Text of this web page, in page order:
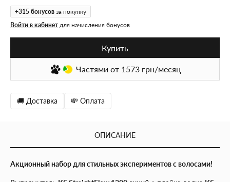
+315 бонусов за покупку
Войти в кабинет для начисления бонусов
Купить
Частями от 1573 грн/месяц
🚚 Доставка 💸 Оплата
ОПИСАНИЕ
Акционный набор для стильных экспериментов с волосами!